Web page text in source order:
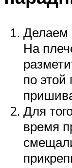
Делаем
На
по этой
Для
время